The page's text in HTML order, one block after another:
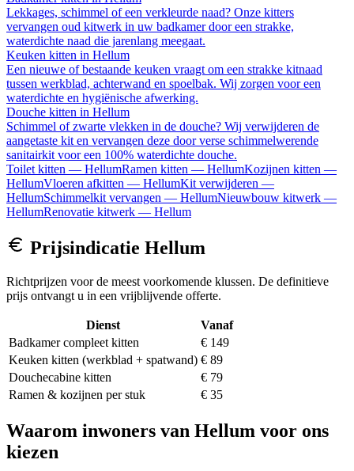
Lekkages, schimmel of een verkleurde naad? Onze kitters
vervangen oud kitwerk in uw badkamer door een strakke,
waterdichte naad die jarenlang meegaat.
Keuken kitten in Hellum
Een nieuwe of bestaande keuken vraagt om een strakke kitnaad
tussen werkblad, achterwand en spoelbak. Wij zorgen voor een
waterdichte en hygiënische afwerking.
Douche kitten in Hellum
Schimmel of zwarte vlekken in de douche? Wij verwijderen de
aangetaste kit en vervangen deze door verse schimmelwerende
sanitairkit voor een 100% waterdichte douche.
Toilet kitten — HellumRamen kitten — HellumKozijnen kitten —
HellumVloeren afkitten — HellumKit verwijderen —
HellumSchimmelkit vervangen — HellumNieuwbouw kitwerk —
HellumRenovatie kitwerk — Hellum
Prijsindicatie Hellum
Richtprijzen voor de meest voorkomende klussen. De definitieve
prijs ontvangt u in een vrijblijvende offerte.
Dienst
Vanaf
Badkamer compleet kitten
€ 149
Keuken kitten (werkblad + spatwand) € 89
Douchecabine kitten
€ 79
Ramen & kozijnen per stuk
€ 35
Waarom inwoners van Hellum voor ons
kiezen